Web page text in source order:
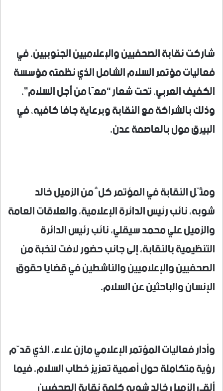
شاركت نقابة الصحفيين والإعلاميين الجنوبيين، في
فعاليات مؤتمر السلام الشامل الذي نظمته مؤسسة
الكفيف العربي، تحت شعار “معًا من أجل السلام”،
وذلك بالشراكة مع النقابة وبرعاية جافا كافيه، في
البيرق مول بالعاصمة عدن.
ومثّل النقابة في المؤتمر كلٌّ من الزميل خالد
شوبه، نائب رئيس الدائرة الإعلامية، والعلاقات العامة
والزميل علي محمد سيقلي، نائب رئيس الدائرة
التنظيمية بالنقابة، إلى جانب حضور لافت لنخبة من
الصحفيين والإعلاميين والناشطين في قضايا حقوق
الإنسان والباحثين عن السلام.
وأدار فعاليات المؤتمر الإعلامي مازن علاء، الذي قدّم
رؤية متكاملة حول أهمية تعزيز خطاب السلام، فيما